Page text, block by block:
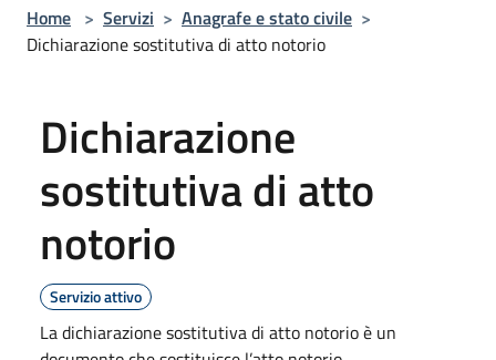
Home > Servizi > Anagrafe e stato civile >
Dichiarazione sostitutiva di atto notorio
Dichiarazione
sostitutiva di atto
notorio
Servizio attivo
La dichiarazione sostitutiva di atto notorio è un